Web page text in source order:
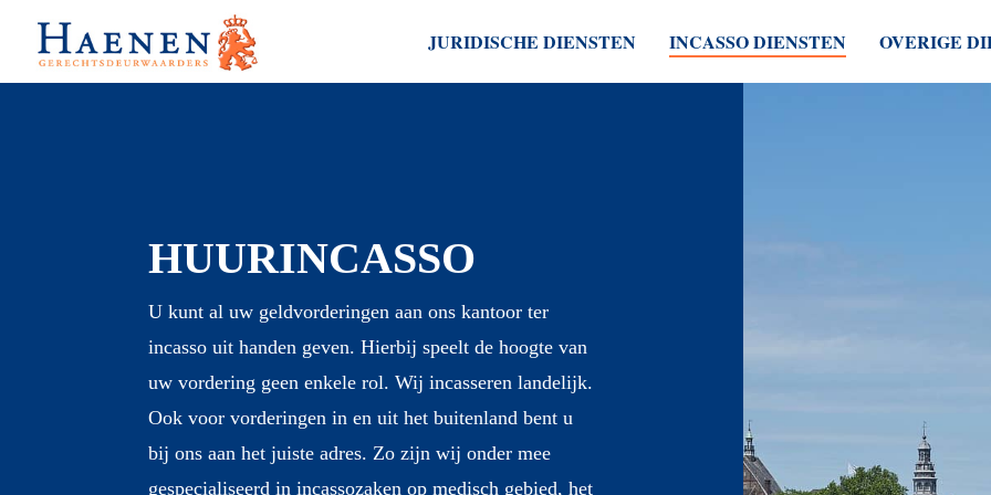
main
JURIDISCHE DIENSTEN INCASSO DIENSTEN OVERIGE
HUURINCASSO
U kunt al uw geldvorderingen aan ons kantoor ter
incasso uit handen geven. Hierbij speelt de hoogte van
uw vordering geen enkele rol. Wij incasseren landelijk.
Ook voor vorderingen in en uit het buitenland bent u
bij ons aan het juiste adres. Zo zijn wij onder mee
gespecialiseerd in incassozaken op medisch gebied, het